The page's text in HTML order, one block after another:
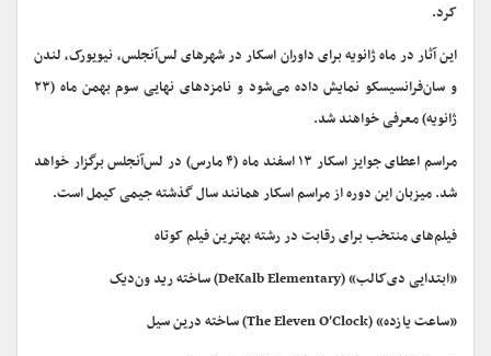
کرد.
این آثار در ماه ژانویه برای داوران اسکار در شهرهای لس‌آنجلس، نیویورک، لندن
و سان‌فرانسیسکو نمایش داده می‌شود و نامزدهای نهایی سوم بهمن ماه (۲۳
ژانویه) معرفی خواهند شد.
مراسم اعطای جوایز اسکار ۱۳ اسفند ماه (۴ مارس) در لس‌آنجلس برگزار خواهد
شد. میزبان این دوره از مراسم اسکار همانند سال گذشته جیمی کیمل است.
فیلم‌های منتخب برای رقابت در رشته بهترین فیلم کوتاه
«ابتدایی دی‌کالب» (DeKalb Elementary) ساخته رید ون‌دیک
«ساعت یازده» (The Eleven O’Clock) ساخته درین سیل